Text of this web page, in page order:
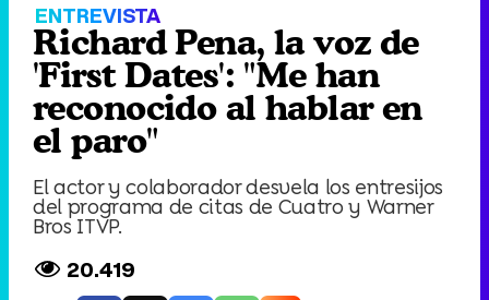
ENTREVISTA
Richard Pena, la voz de
'First Dates': "Me han
reconocido al hablar en
el paro"
El actor y colaborador desvela los entresijos
del programa de citas de Cuatro y Warner
Bros ITVP.
20.419